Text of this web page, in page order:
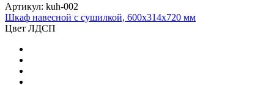
Артикул: kuh-002
Шкаф навесной с сушилкой, 600х314х720 мм
Цвет ЛДСП